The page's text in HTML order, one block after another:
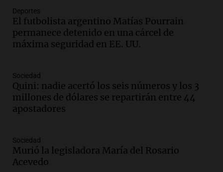
Audio.
recuerdo del paso de Juan Pablo II: "Te
traspasaba con la mirada"
Amamos los Domingos
Audio.
un imperdible cordobés para los
amantes de la astronomía
Amamos los Domingos
la historia del club de Irlanda
revolucionado por hinchas argentinos
Amamos los Domingos
Deportes
El futbolista argentino Matías Pourrain
permanece detenido en una cárcel de
máxima seguridad en EE. UU.
Sociedad
Quini: nadie acertó los seis números y los 3
millones de dólares se repartirán entre 44
apostadores
Sociedad
Murió la legisladora María del Rosario
Acevedo